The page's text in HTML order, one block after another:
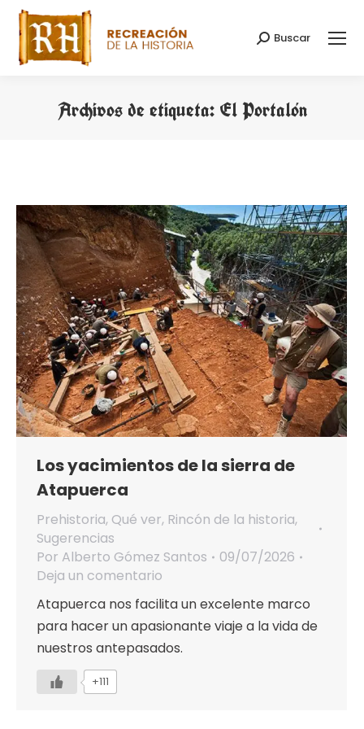
Buscar:
Buscar
Archivos de etiqueta: El Portalón
Los yacimientos de la sierra de
Atapuerca
Prehistoria, Qué ver, Rincón de la historia,
Sugerencias
Por Alberto Gómez Santos
09/07/2026
Deja un comentario
Atapuerca nos facilita un excelente marco
para hacer un apasionante viaje a la vida de
nuestros antepasados.
+111